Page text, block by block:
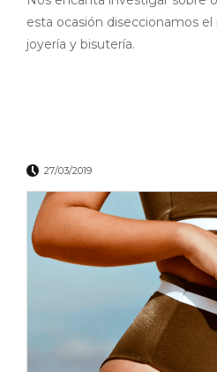
esta ocasión diseccionamos
joyería y bisutería.
27/03/2019